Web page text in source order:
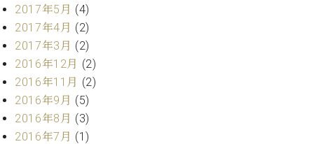
デ
ィ
シ
ョ
ン
W.
ホ
フ
ス
タ
ッ
フ
挨
拶
技
2017年5月 (4)
2017年4月 (2)
2017年3月 (2)
2016年12月 (2)
2016年11月 (2)
2016年9月 (5)
2016年8月 (3)
2016年7月 (1)